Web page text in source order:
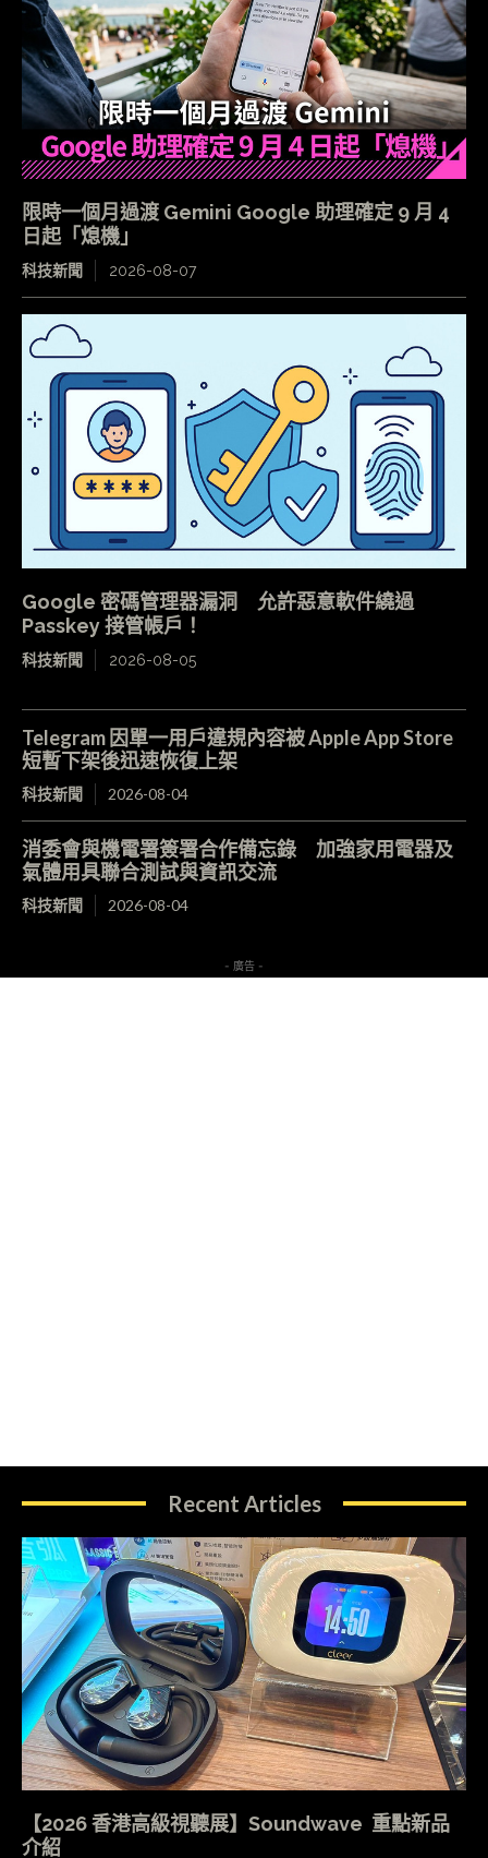
限時一個月過渡 Gemini Google 助理確定 9 月 4
日起「熄機」
科技新聞 2026-08-07
Google 密碼管理器漏洞 允許惡意軟件繞過
Passkey 接管帳戶！
科技新聞 2026-08-05
Telegram 因單一用戶違規內容被 Apple App Store
短暫下架後迅速恢復上架
科技新聞 2026-08-04
消委會與機電署簽署合作備忘錄 加強家用電器及
氣體用具聯合測試與資訊交流
科技新聞 2026-08-04
- 廣告 -
Recent Articles
【2026 香港高級視聽展】Soundwave 重點新品
介紹